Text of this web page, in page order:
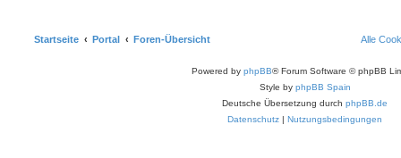
Startseite Portal Foren-Übersicht Alle
Powered by phpBB® Forum Software © phpBB
Style by phpBB Spain
Deutsche Übersetzung durch phpBB.de
Datenschutz | Nutzungsbedingungen